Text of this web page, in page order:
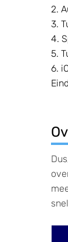
2.
3.
4.
5.
6.